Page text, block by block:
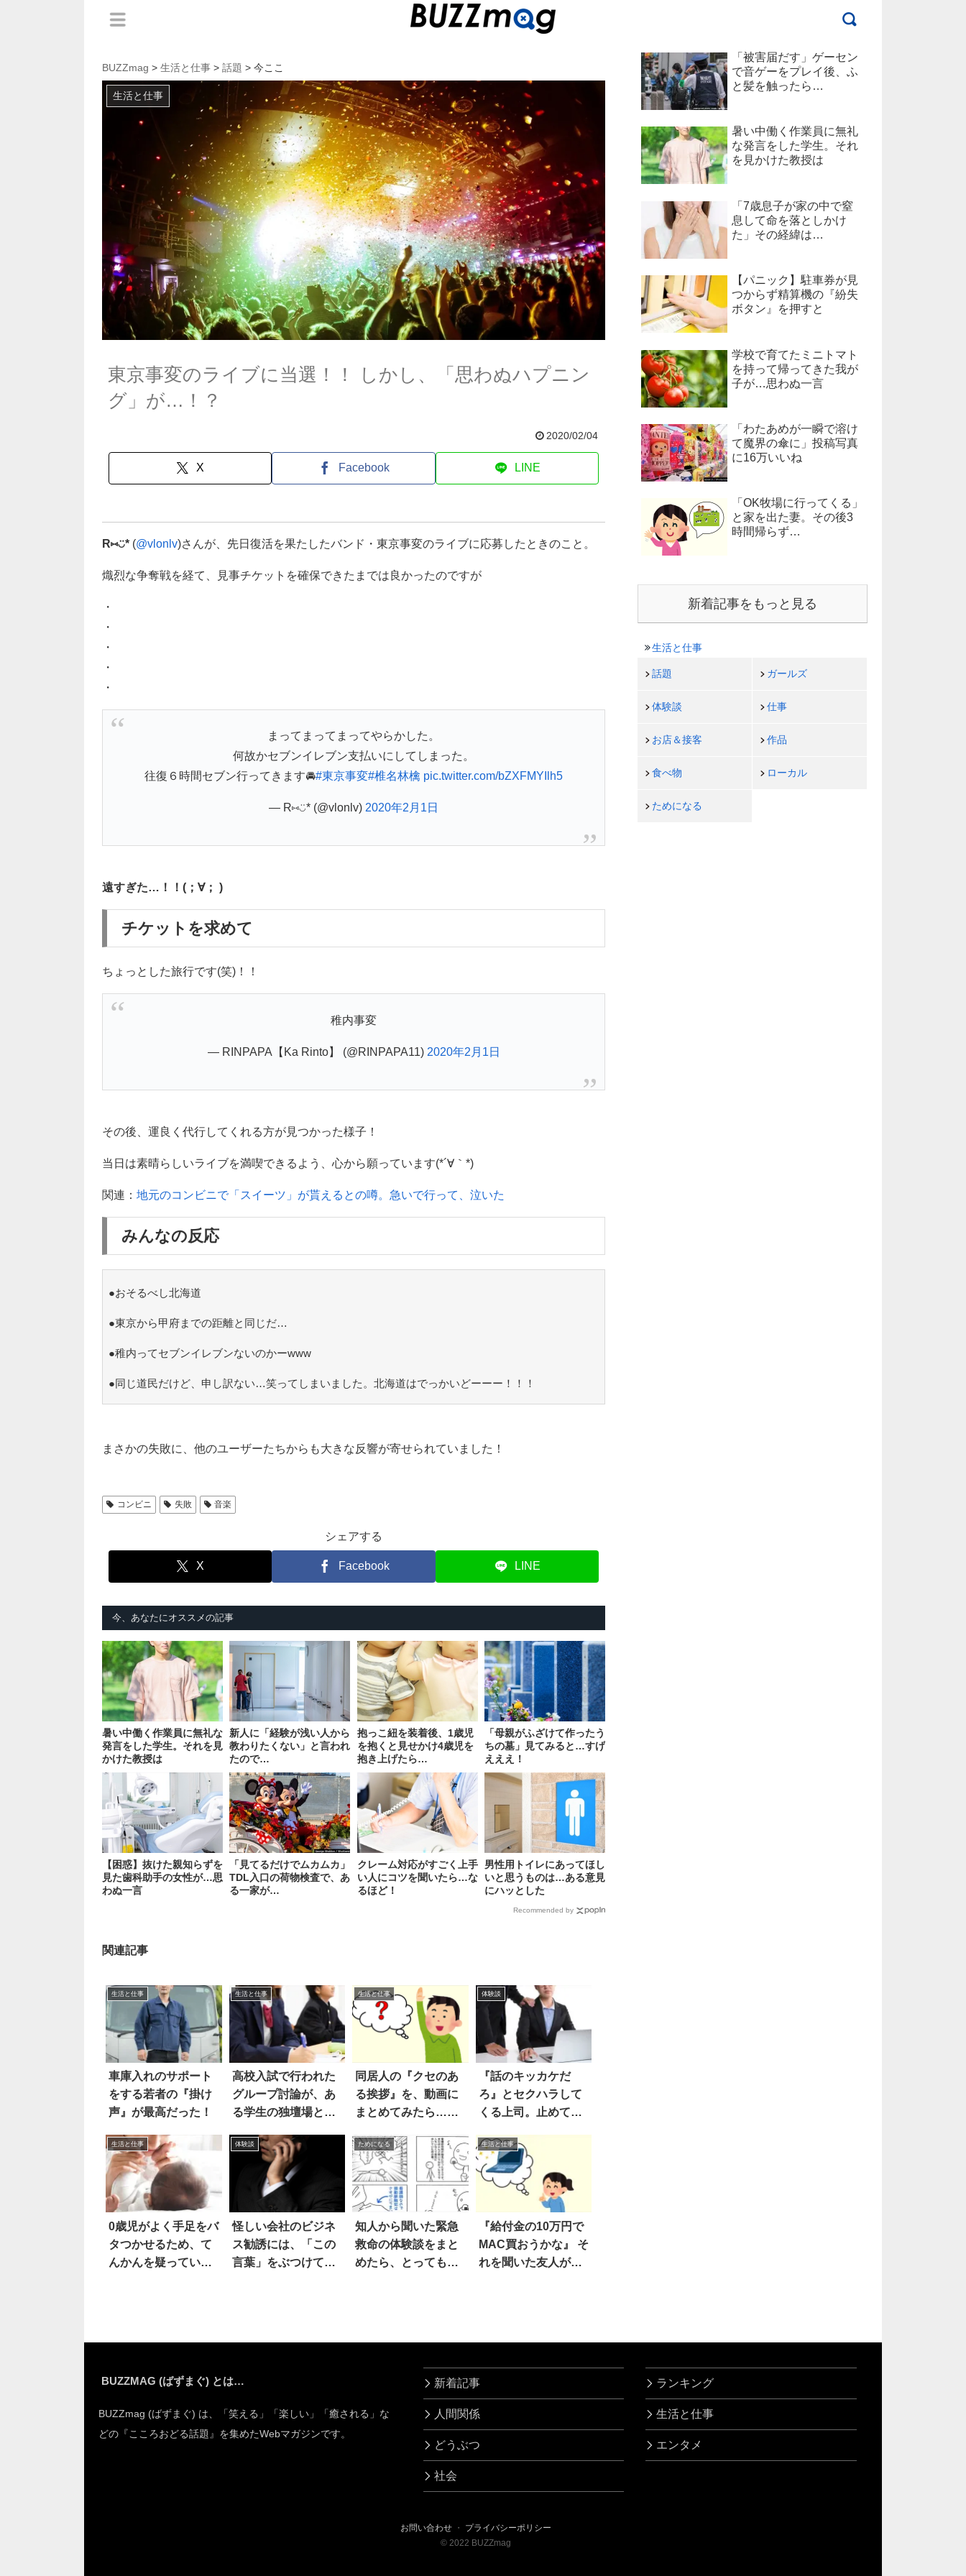
BUZZmag > 生活と仕事 > 話題 > 今ここ
生活と仕事
東京事変のライブに当選！！ しかし、「思わぬハプニン
グ」が…！？
2020/02/04
X Facebook LINE
R⑅◡̈* (@vlonlv)さんが、先日復活を果たしたバンド・東京事変のライブに応募したときのこと。
熾烈な争奪戦を経て、見事チケットを確保できたまでは良かったのですが
・
・
・
・
・
まってまってまってやらかした。
何故かセブンイレブン支払いにしてしまった。
往復６時間セブン行ってきます🚘#東京事変#椎名林檎 pic.twitter.com/bZXFMYIlh5
— R⑅◡̈* (@vlonlv) 2020年2月1日
遠すぎた…！！(；∀； )
チケットを求めて
ちょっとした旅行です(笑)！！
稚内事変
— RINPAPA【Ka Rinto】 (@RINPAPA11) 2020年2月1日
その後、運良く代行してくれる方が見つかった様子！
当日は素晴らしいライブを満喫できるよう、心から願っています(*´∀｀*)
関連： 地元のコンビニで「スイーツ」が貰えるとの噂。急いで行って、泣いた
みんなの反応
●おそるべし北海道
●東京から甲府までの距離と同じだ…
●稚内ってセブンイレブンないのかーwww
●同じ道民だけど、申し訳ない…笑ってしまいました。北海道はでっかいどーーー！！！
まさかの失敗に、他のユーザーたちからも大きな反響が寄せられていました！
コンビニ 失敗 音楽
シェアする
X Facebook LINE
今、あなたにオススメの記事
暑い中働く作業員に無礼な
発言をした学生。それを見
かけた教授は
新人に「経験が浅い人から
教わりたくない」と言われ
たので…
抱っこ紐を装着後、1歳児
を抱くと見せかけ4歳児を
抱き上げたら…
「母親がふざけて作ったう
ちの墓」見てみると…すげ
えええ！
【困惑】抜けた親知らずを
見た歯科助手の女性が…思
わぬ一言
「見てるだけでムカムカ」
TDL入口の荷物検査で、あ
る一家が…
クレーム対応がすごく上手
い人にコツを聞いたら…な
るほど！
男性用トイレにあってほし
いと思うものは…ある意見
にハッとした
Recommended by
関連記事
生活と仕事
車庫入れのサポート
をする若者の『掛け
声』が最高だった！
生活と仕事
高校入試で行われた
グループ討論が、あ
る学生の独壇場とな
生活と仕事
同居人の『クセのあ
る挨拶』を、動画に
まとめてみたら…な
体験談
『話のキッカケだ
ろ』とセクハラして
くる上司。止めてと
生活と仕事
0歳児がよく手足をバ
タつかせるため、て
んかんを疑っていた
体験談
怪しい会社のビジネ
ス勧誘には、「この
言葉」をぶつけてみ
ためになる
知人から聞いた緊急
救命の体験談をまと
めたら、とっても
生活と仕事
『給付金の10万円で
MAC買おうかな』 そ
れを聞いた友人が…
「被害届だす」ゲーセン
で音ゲーをプレイ後、ふ
と髪を触ったら…
暑い中働く作業員に無礼
な発言をした学生。それ
を見かけた教授は
「7歳息子が家の中で窒
息して命を落としかけ
た」その経緯は…
【パニック】駐車券が見
つからず精算機の『紛失
ボタン』を押すと
学校で育てたミニトマト
を持って帰ってきた我が
子が…思わぬ一言
「わたあめが一瞬で溶け
て魔界の傘に」投稿写真
に16万いいね
「OK牧場に行ってくる」
と家を出た妻。その後3
時間帰らず…
新着記事をもっと見る
生活と仕事
話題 ガールズ
体験談 仕事
お店＆接客 作品
食べ物 ローカル
ためになる
BUZZMAG (ばずまぐ) とは…
BUZZmag (ばずまぐ) は、「笑える」「楽しい」「癒される」な
どの『こころおどる話題』を集めたWebマガジンです。
新着記事
人間関係
どうぶつ
社会
ランキング
生活と仕事
エンタメ
お問い合わせ ・ プライバシーポリシー
© 2022 BUZZmag